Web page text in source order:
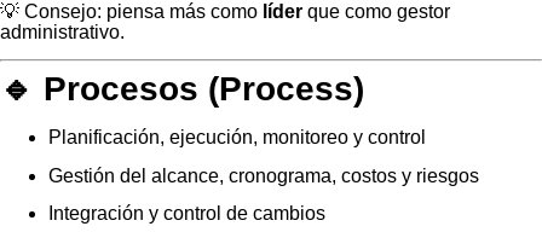
💡 Consejo: piensa más como líder que como gestor
administrativo.
🔹 Procesos (Process)
Planificación, ejecución, monitoreo y control
Gestión del alcance, cronograma, costos y riesgos
Integración y control de cambios